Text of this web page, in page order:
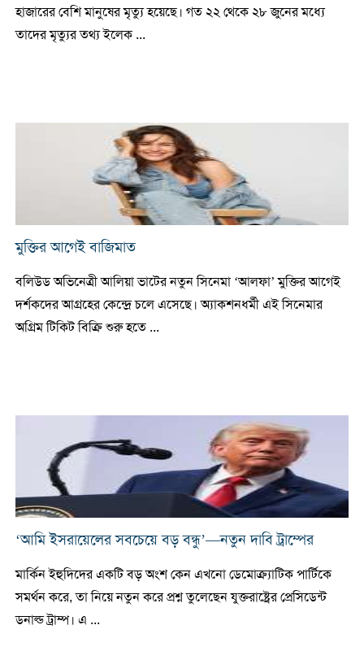
হাজারের বেশি মানুষের মৃত্যু হয়েছে। গত ২২ থেকে ২৮ জুনের মধ্যে
তাদের মৃত্যুর তথ্য ইলেক ...
মুক্তির আগেই বাজিমাত
বলিউড অভিনেত্রী আলিয়া ভাটের নতুন সিনেমা ‘আলফা’ মুক্তির আগেই
দর্শকদের আগ্রহের কেন্দ্রে চলে এসেছে। অ্যাকশনধর্মী এই সিনেমার
অগ্রিম টিকিট বিক্রি শুরু হতে ...
‘আমি ইসরায়েলের সবচেয়ে বড় বন্ধু’—নতুন দাবি ট্রাম্পের
মার্কিন ইহুদিদের একটি বড় অংশ কেন এখনো ডেমোক্র্যাটিক পার্টিকে
সমর্থন করে, তা নিয়ে নতুন করে প্রশ্ন তুলেছেন যুক্তরাষ্ট্রের প্রেসিডেন্ট
ডনাল্ড ট্রাম্প। এ ...